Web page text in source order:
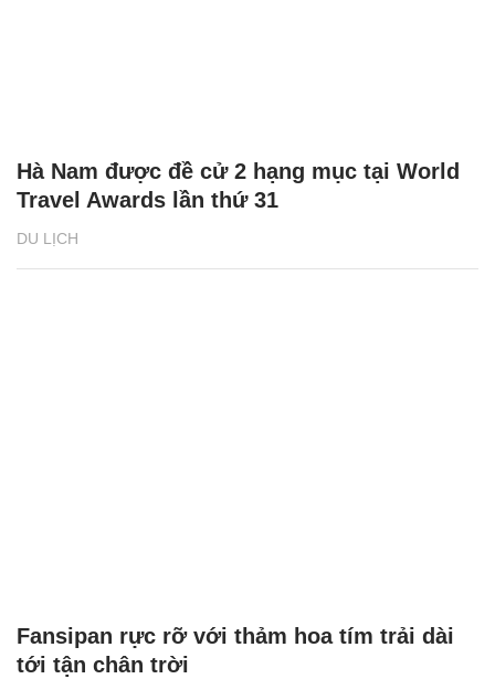
DU LỊCH
Hà Nam được đề cử 2 hạng mục tại World
Travel Awards lần thứ 31
Fansipan rực rỡ với thảm hoa tím trải dài
tới tận chân trời